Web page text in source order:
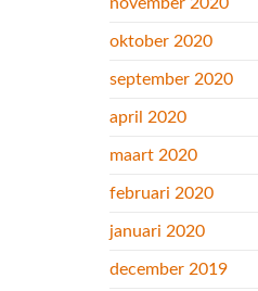
oktober 2020
september 2020
april 2020
maart 2020
februari 2020
januari 2020
december 2019